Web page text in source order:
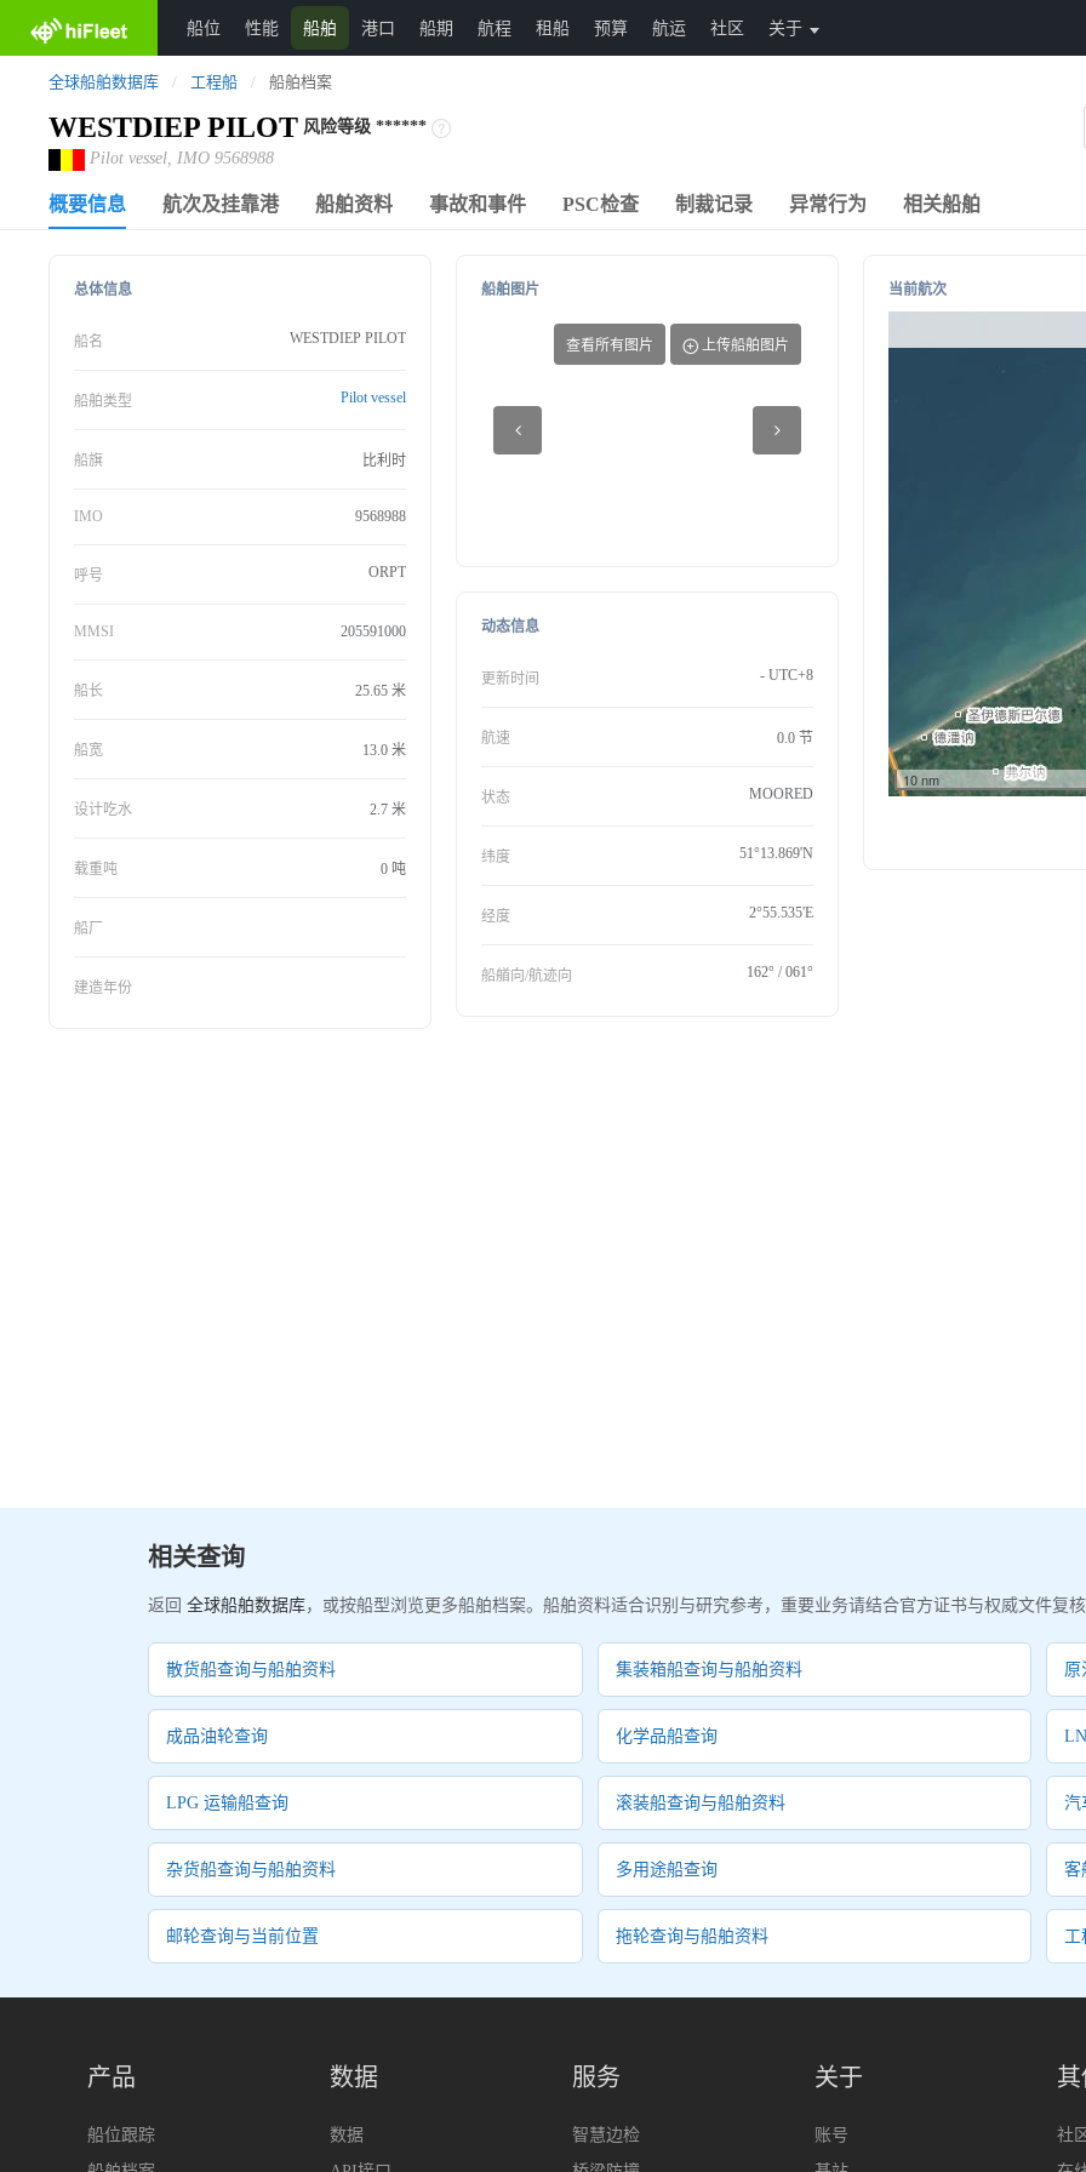
船位 性能 船舶 港口 船期 航程 租船 预算 航运 社区 关于
全球船舶数据库 / 工程船 / 船舶档案
WESTDIEP PILOT 风险等级 ******
Pilot vessel, IMO 9568988
概要信息 航次及挂靠港 船舶资料 事故和事件 PSC检查 制裁记录 异常行为 相关船舶
总体信息
船名 WESTDIEP PILOT
船舶类型 Pilot vessel
船旗 比利时
IMO 9568988
呼号 ORPT
MMSI 205591000
船长 25.65 米
船宽 13.0 米
设计吃水 2.7 米
载重吨 0 吨
船厂
建造年份
船舶图片
查看所有图片 上传船舶图片
动态信息
更新时间 - UTC+8
航速 0.0 节
状态 MOORED
纬度 51°13.869'N
经度 2°55.535'E
船艏向/航迹向 162° / 061°
当前航次
10 nm
相关查询
返回 全球船舶数据库，或按船型浏览更多船舶档案。船舶资料适合识别与研究参考，重要业务请结合官方证书与权威文件复
散货船查询与船舶资料 集装箱船查询与船舶资料 原
成品油轮查询 化学品船查询
LPG 运输船查询 滚装船查询与船舶资料 汽
杂货船查询与船舶资料 多用途船查询 客
邮轮查询与当前位置 拖轮查询与船舶资料 工
产品
船位跟踪
数据
数据
服务
智慧边检
关于
账号
社